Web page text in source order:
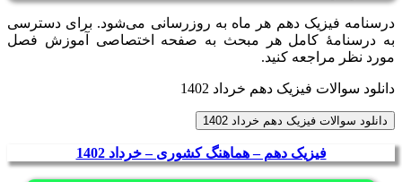
درسنامه فیزیک دهم هر ماه به روزرسانی می‌شود. برای دسترسی
به درسنامۀ کامل هر مبحث به صفحه اختصاصی آموزش فصل
مورد نظر مراجعه کنید.
دانلود سوالات فیزیک دهم خرداد 1402
دانلود سوالات فیزیک دهم خرداد 1402
فیزیک دهم – هماهنگ کشوری – خرداد 1402